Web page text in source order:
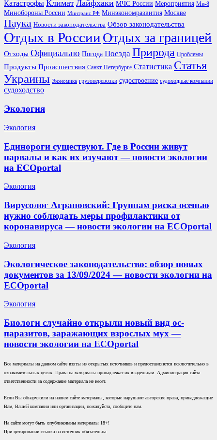
Катастрофы Климат Лайфхаки МЧС России Мероприятия Ми-8
Минобороны России Минтранс РФ Минэкономразвития Москве
Наука Новости законодательства Обзор законодательства
Отдых в РоссииОтдых за границей
Отходы Официально Погода Поезда Природа Проблемы
Продукты Происшествия Санкт-Петербурге Статистика Статья
Украины Экономика грузоперевозки судостроение судоходные компании
судоходство
Экология
Экология
Единороги существуют. Где в России живут
нарвалы и как их изучают — новости экологии
на ECOportal
Экология
Вирусолог Аграновский: Группам риска осенью
нужно соблюдать меры профилактики от
коронавируса — новости экологии на ECOportal
Экология
Экологическое законодательство: обзор новых
документов за 13/09/2024 — новости экологии на
ECOportal
Экология
Биологи случайно открыли новый вид ос-
паразитов, заражающих взрослых мух —
новости экологии на ECOportal
Все материалы на данном сайте взяты из открытых источников и предоставляются исключительно в
ознакомительных целях. Права на материалы принадлежат их владельцам. Администрация сайта
ответственности за содержание материала не несет.
Если Вы обнаружили на нашем сайте материалы, которые нарушают авторские права, принадлежащие
Вам, Вашей компании или организации, пожалуйста, сообщите нам.
На сайте могут быть опубликованы материалы 18+!
При цитировании ссылка на источник обязательна.